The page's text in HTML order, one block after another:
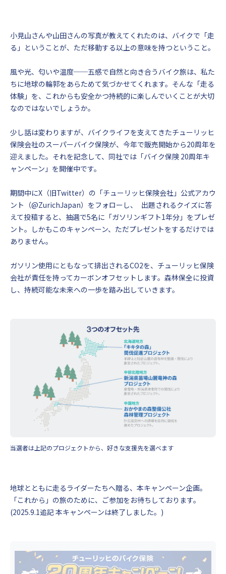
小見山さんや山田さんの写真が教えてくれたのは、バイクで「走
る」ということが、ただ移動する以上の意味を持つということ。
風や光、匂いや温度──五感で自然と向き合うバイク旅は、私た
ちに地球の輪郭をあらためて気づかせてくれます。そんな「走る
体験」を、これからも安全かつ持続的に楽しんでいくことが大切
なのではないでしょうか。
少し話は変わりますが、バイクライフを支えてきたチューリッヒ
保険会社のスーパーバイク保険が、今年で販売開始から20周年を
迎えました。それを記念して、同社では「バイク保険 20周年キ
ャンペーン」を開催中です。
期間中にX（旧Twitter）の「チューリッヒ保険会社」公式アカウ
ント（@ZurichJapan）をフォローし、 出題されるクイズに答
えて投稿すると、抽選で5名に「ガソリンギフト1年分」をプレゼ
ント。しかもこのキャンペーン、ただプレゼントをするだけでは
ありません。
ガソリン使用にともなって排出されるCO2を、チューリッヒ保険
会社が責任を持ってカーボンオフセットします。森林保全に投資
し、持続可能な未来への一歩を踏み出していきます。
当選者は上記のプロジェクトから、好きな支援先を選べます
地球とともに走るライダーたちへ贈る、本キャンペーン企画。
「これから」の旅のために、ご参加をお待ちしております。
(2025.9.1追記 本キャンペーンは終了しました。)